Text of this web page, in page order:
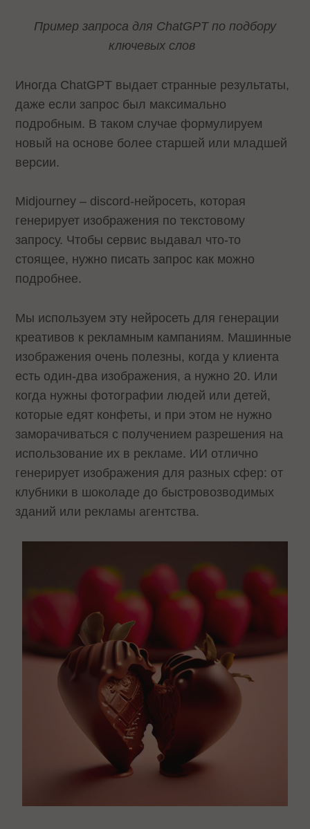
Пример запроса для ChatGPT по подбору
ключевых слов
Иногда ChatGPT выдает странные результаты,
даже если запрос был максимально
подробным. В таком случае формулируем
новый на основе более старшей или младшей
версии.
Midjourney – discord-нейросеть, которая
генерирует изображения по текстовому
запросу. Чтобы сервис выдавал что-то
стоящее, нужно писать запрос как можно
подробнее.
Мы используем эту нейросеть для генерации
креативов к рекламным кампаниям. Машинные
изображения очень полезны, когда у клиента
есть один-два изображения, а нужно 20. Или
когда нужны фотографии людей или детей,
которые едят конфеты, и при этом не нужно
заморачиваться с получением разрешения на
использование их в рекламе. ИИ отлично
генерирует изображения для разных сфер: от
клубники в шоколаде до быстровозводимых
зданий или рекламы агентства.